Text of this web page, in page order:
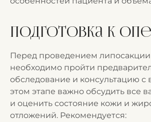
Подготовка к
Перед проведением
необходимо пройти
обследование и консультацию с
этом этапе важно обсудить все
и оценить состояние кожи и
отложений. Рекомендуется: